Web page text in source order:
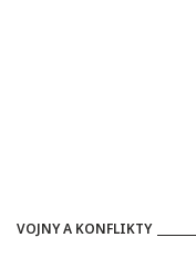
VOJNY A KONFLIKTY